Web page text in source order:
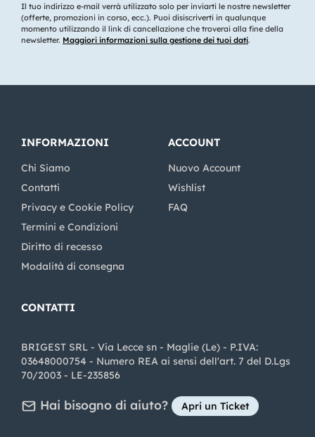
Il tuo indirizzo e-mail verrà utilizzato solo per inviarti le nostre newsletter
(offerte, promozioni in corso, ecc.). Puoi disiscriverti in qualunque
momento utilizzando il link di cancellazione che troverai alla fine della
newsletter. Maggiori informazioni sulla gestione dei tuoi dati.
INFORMAZIONI
Chi Siamo
Contatti
Privacy e Cookie Policy
Termini e Condizioni
Diritto di recesso
Modalità di consegna
ACCOUNT
Nuovo Account
Wishlist
FAQ
CONTATTI
BRIGEST SRL - Via Lecce sn - Maglie (Le) - P.IVA:
03648000754 - Numero REA ai sensi dell'art. 7 del D.Lgs
70/2003 - LE-235856
Hai bisogno di aiuto? Apri un Ticket